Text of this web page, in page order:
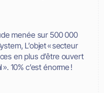
menée sur 500 000
L’objet « secteur
en plus d’être ouvert
10% c’est énorme !